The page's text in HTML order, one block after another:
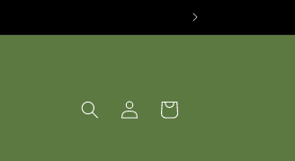
グ
イ
ー